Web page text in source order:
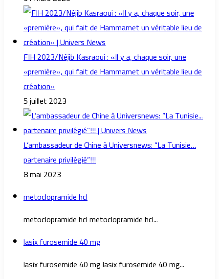
FIH 2023/Néjib Kasraoui : «Il y a, chaque soir, une
«première», qui fait de Hammamet un véritable lieu de
création»
5 juillet 2023
L’ambassadeur de Chine à Universnews: “La Tunisie…
partenaire privilégié”!!!
8 mai 2023
metoclopramide hcl
metoclopramide hcl metoclopramide hcl...
lasix furosemide 40 mg
lasix furosemide 40 mg lasix furosemide 40 mg...